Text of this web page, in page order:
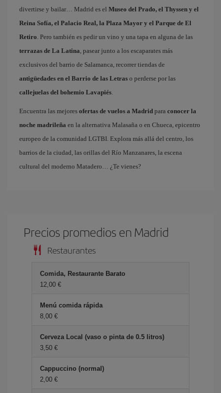
divertirse y bailar… Madrid es el Museo del Prado, el Thyssen y el
Reina Sofía, el Palacio Real, la Plaza Mayor y el Parque de El
Retiro. Pero también es pedir un vino y una tapa en alguna de las
terrazas de La Latina, pasear junto a los escaparates más
exclusivos del barrio de Salamanca, recorrer tiendas de
antigüedades en el Barrio de las Letras o perderse por las
callejuelas del bohemio Lavapiés.
Encuentra las mejores ofertas de vuelos a Madrid para conocer la
noche madrileña en la alternativa Malasaña o en Chueca, epicentro
europeo de la comunidad LGTBI. Explora más allá del centro, los
barrios de la ciudad, las orillas del Río Manzanares, la escena
cultural del moderno Matadero… ¿Te vienes?
Precios promedios en Madrid
Restaurantes
Comida, Restaurante Barato
12,00 €
Menú comida rápida
8,00 €
Cerveza Local (vaso o pinta de 0.5 litros)
3,50 €
Cappuccino (normal)
2,00 €